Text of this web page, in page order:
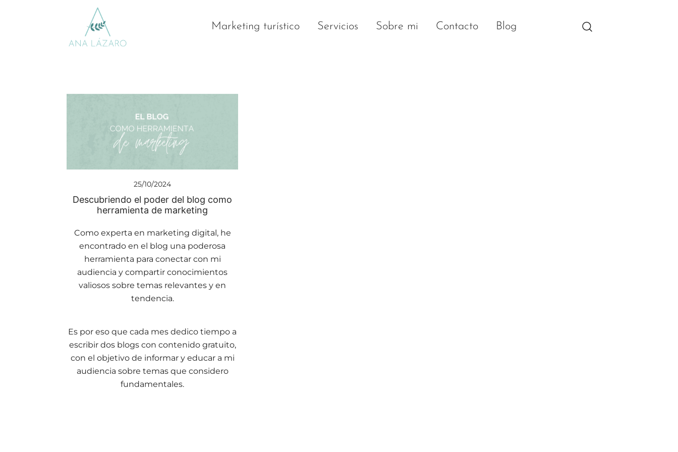
Marketing turístico Servicios Sobre mi Contacto Blog
25/10/2024
Descubriendo el poder del blog como
herramienta de marketing
Como experta en marketing digital, he
encontrado en el blog una poderosa
herramienta para conectar con mi
audiencia y compartir conocimientos
valiosos sobre temas relevantes y en
tendencia.
Es por eso que cada mes dedico tiempo a
escribir dos blogs con contenido gratuito,
con el objetivo de informar y educar a mi
audiencia sobre temas que considero
fundamentales.